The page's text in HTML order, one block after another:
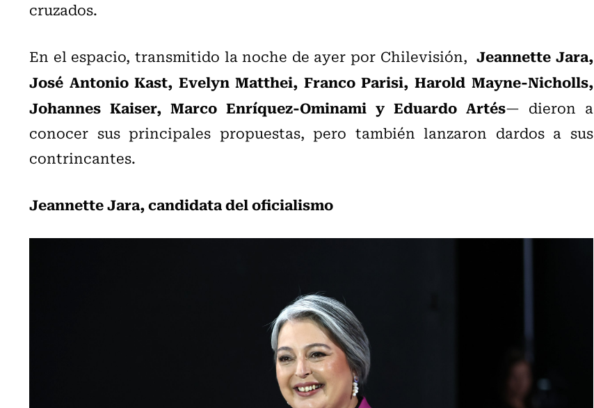
cruzados.
En el espacio, transmitido la noche de ayer por Chilevisión, Jeannette Jara,
José Antonio Kast, Evelyn Matthei, Franco Parisi, Harold Mayne-Nicholls,
Johannes Kaiser, Marco Enríquez-Ominami y Eduardo Artés— dieron a
conocer sus principales propuestas, pero también lanzaron dardos a sus
contrincantes.
Jeannette Jara, candidata del oficialismo